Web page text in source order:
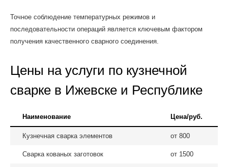
Точное соблюдение температурных режимов и
последовательности операций является ключевым фактором
получения качественного сварного соединения.
Цены на услуги по кузнечной
сварке в Ижевске и Республике
Наименование Цена/руб.
Кузнечная сварка элементов от 800
Сварка кованых заготовок от 1500